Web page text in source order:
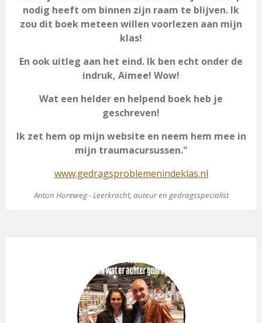
nodig heeft om binnen zijn raam te blijven. Ik
zou dit boek meteen willen voorlezen aan mijn
klas!
En ook uitleg aan het eind. Ik ben echt onder de
indruk, Aimee! Wow!
Wat een helder en helpend boek heb je
geschreven!
Ik zet hem op mijn website en neem hem mee in
mijn traumacursussen."
www.gedragsproblemenindeklas.nl
Anton Horeweg - Leerkracht, auteur en gedragsspecialist